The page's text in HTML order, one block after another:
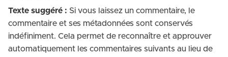
Texte suggéré : Si vous laissez un commentaire, le
commentaire et ses métadonnées sont conservés
indéfiniment. Cela permet de reconnaître et approuver
automatiquement les commentaires suivants au lieu de